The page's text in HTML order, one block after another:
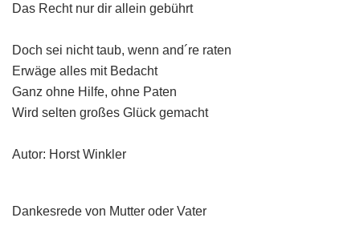
Das Recht nur dir allein gebührt
Doch sei nicht taub, wenn and´re raten
Erwäge alles mit Bedacht
Ganz ohne Hilfe, ohne Paten
Wird selten großes Glück gemacht
Autor: Horst Winkler
Dankesrede von Mutter oder Vater